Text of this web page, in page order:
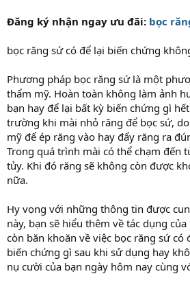
Đăng ký nhận ngay ưu đãi: bọc
bọc răng sứ có để lại biến chứng
Phương pháp bọc răng sứ là một
thẩm mỹ. Hoàn toàn không làm ảnh
bạn hay để lại bất kỳ biến chứng gì
trường khi mài nhỏ răng để bọc sứ,
mỹ để ép răng vào hay đẩy răng ra
Trong quá trình mài có thể chạm đến
tủy. Khi đó răng sẽ không còn được
nữa.
Hy vọng với những thông tin được
này, bạn sẽ hiểu thêm về tác dụng
còn băn khoăn về việc bọc răng sứ có
biến chứng gì sau khi sử dụng hay
nụ cười của bạn ngày hôm nay cùng